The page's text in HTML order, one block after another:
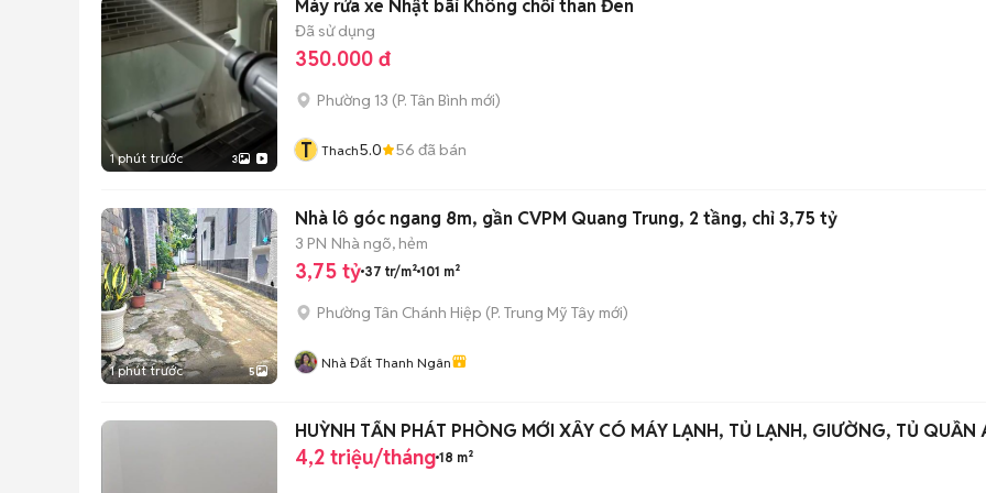
1 phút trước 3
Máy rửa xe Nhật bãi Không chổi than Đen
Đã sử dụng
350.000 đ
Phường 13 (P. Tân Bình mới)
T Thach5.0 56 đã bán
1 phút trước 5
Nhà lô góc ngang 8m, gần CVPM Quang Trung, 2 tầng, chỉ 3,75 tỷ
3 PN Nhà ngõ, hẻm
3,75 tỷ 37 tr/m² 101 m²
Phường Tân Chánh Hiệp (P. Trung Mỹ Tây mới)
Nhà Đất Thanh Ngân
HUỲNH TẤN PHÁT PHÒNG MỚI XÂY CÓ MÁY LẠNH, TỦ LẠNH, GIƯỜNG, TỦ QUẦN
4,2 triệu/tháng 18 m²